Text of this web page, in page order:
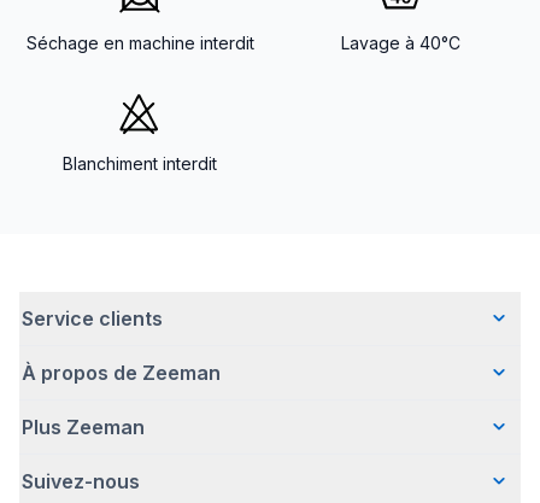
Séchage en machine interdit Lavage à 40°C
Blanchiment interdit
Service clients
Questions fréquentes
Livraison
Retour d'articles
À propos de Zeeman
Qui sommes-nous ?
Une entreprise responsable
Plus Zeeman
Communiqué de presse
Suivez-nous